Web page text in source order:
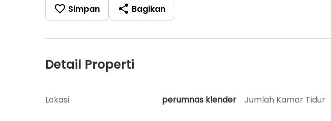
Simpan Bagikan
Detail Properti
Lokasi perumnas klender Jumlah Kamar Tidur